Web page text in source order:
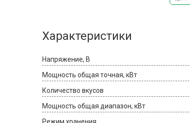
Характеристики
Напряжение, В
Мощность общая точная, кВт
Количество вкусов
Мощность общая диапазон, кВт